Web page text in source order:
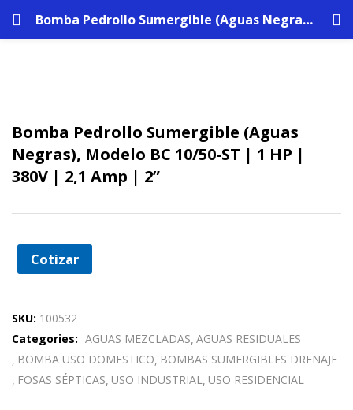
Bomba Pedrollo Sumergible (Aguas Negras), Modelo BC 10/50-ST | 1 HP | 380V | 2,1 Amp | 2”
Bomba Pedrollo Sumergible (Aguas
Negras), Modelo BC 10/50-ST | 1 HP |
380V | 2,1 Amp | 2”
Cotizar
SKU: 100532
Categories: AGUAS MEZCLADAS AGUAS RESIDUALES
BOMBA USO DOMESTICO BOMBAS SUMERGIBLES DRENAJE
FOSAS SÉPTICAS USO INDUSTRIAL USO RESIDENCIAL